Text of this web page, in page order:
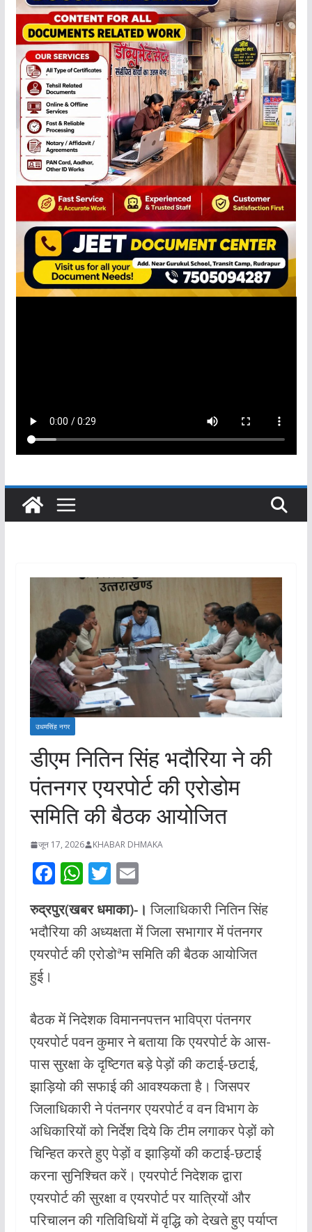
उधमसिंह नगर
डीएम नितिन सिंह भदौरिया ने की
पंतनगर एयरपोर्ट की एरोडोम
समिति की बैठक आयोजित
जून 17, 2026 KHABAR DHMAKA
F
e
b
o
k
W
at
s
A
p
T
itt
er
E
m
ai
l
रुद्रपुर(खबर धमाका)-। जिलाधिकारी नितिन सिंह
भदौरिया की अध्यक्षता में जिला सभागार में पंतनगर
एयरपोर्ट की एरोडोªम समिति की बैठक आयोजित
हुई।
बैठक में निदेशक विमाननपत्तन भाविप्रा पंतनगर
एयरपोर्ट पवन कुमार ने बताया कि एयरपोर्ट के आस-
पास सुरक्षा के दृष्टिगत बड़े पेड़ों की कटाई-छटाई,
झाड़ियो की सफाई की आवश्यकता है। जिसपर
जिलाधिकारी ने पंतनगर एयरपोर्ट व वन विभाग के
अधिकारियों को निर्देश दिये कि टीम लगाकर पेड़ों को
चिन्हित करते हुए पेड़ों व झाड़ियों की कटाई-छटाई
करना सुनिश्चित करें। एयरपोर्ट निदेशक द्वारा
एयरपोर्ट की सुरक्षा व एयरपोर्ट पर यात्रियों और
परिचालन की गतिविधियों में वृद्धि को देखते हुए पर्याप्त